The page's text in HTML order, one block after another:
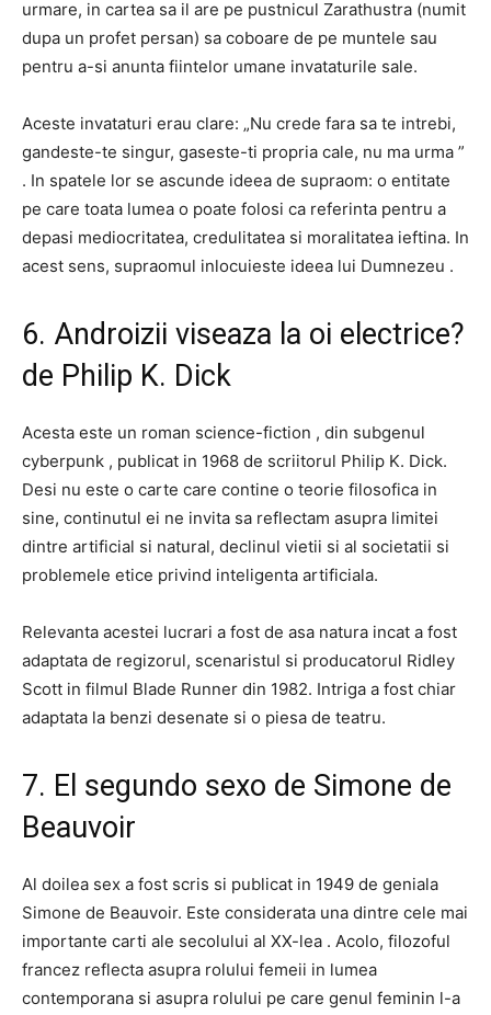
urmare, in cartea sa il are pe pustnicul Zarathustra (numit
dupa un profet persan) sa coboare de pe muntele sau
pentru a-si anunta fiintelor umane invataturile sale.
Aceste invataturi erau clare: „Nu crede fara sa te intrebi,
gandeste-te singur, gaseste-ti propria cale, nu ma urma ”
. In spatele lor se ascunde ideea de supraom: o entitate
pe care toata lumea o poate folosi ca referinta pentru a
depasi mediocritatea, credulitatea si moralitatea ieftina. In
acest sens, supraomul inlocuieste ideea lui Dumnezeu .
6. Androizii viseaza la oi electrice?
de Philip K. Dick
Acesta este un roman science-fiction , din subgenul
cyberpunk , publicat in 1968 de scriitorul Philip K. Dick.
Desi nu este o carte care contine o teorie filosofica in
sine, continutul ei ne invita sa reflectam asupra limitei
dintre artificial si natural, declinul vietii si al societatii si
problemele etice privind inteligenta artificiala.
Relevanta acestei lucrari a fost de asa natura incat a fost
adaptata de regizorul, scenaristul si producatorul Ridley
Scott in filmul Blade Runner din 1982. Intriga a fost chiar
adaptata la benzi desenate si o piesa de teatru.
7. El segundo sexo de Simone de
Beauvoir
Al doilea sex a fost scris si publicat in 1949 de geniala
Simone de Beauvoir. Este considerata una dintre cele mai
importante carti ale secolului al XX-lea . Acolo, filozoful
francez reflecta asupra rolului femeii in lumea
contemporana si asupra rolului pe care genul feminin l-a